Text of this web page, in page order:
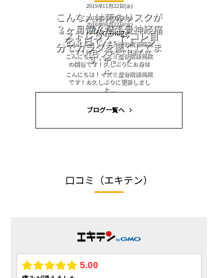
2019年11月22日(金)
こんな人は死のリスクが
１．３倍！？
こんにちは！イズミ整骨院練馬院
です！昨日、テレビで日本人の
平...
2018年12月01日(土)
３ヶ月悩んだ坐骨神経痛
を３日で･･･！！！
こんにちは！イズミ整骨院練馬院
の関谷です！久しぶりにお身体
に...
2018年08月22日(水)
“ストレッチ” →コレ自
分でカラダを悪くしてま
す･･･。
こんにちは！イズミ整骨院練馬院
です！お久しぶりに更新しまし
た...
ブログ一覧へ
口コミ（エキテン）